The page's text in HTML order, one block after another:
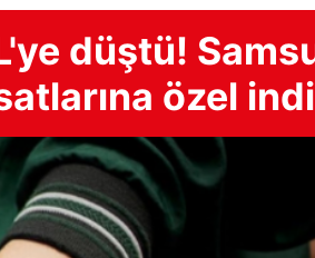
düştü!
özel